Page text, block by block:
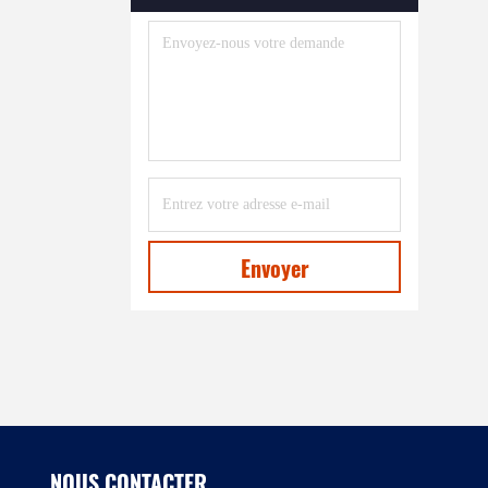
Envoyer